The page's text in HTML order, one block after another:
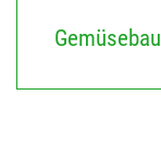
Gemüsebau